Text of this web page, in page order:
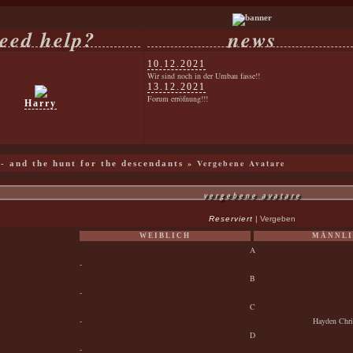
help? news
Harry
10.12.2021
Wir sind noch in der Umbau fasse!!
13.12.2021
Forum erröfnung!!!
and the hunt for the descendants » Vergebene Avatare
vergebene avatare
Reserviert | Vergeben
WEIBLICH
A
-
B
-
C
-
Hayden
D
-